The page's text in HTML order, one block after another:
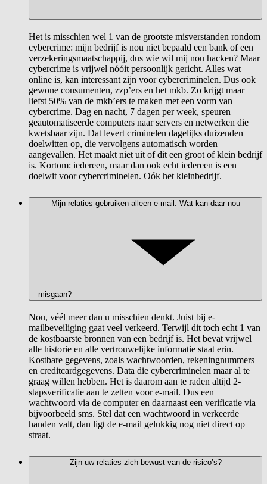
Het is misschien wel 1 van de grootste misverstanden rondom
cybercrime: mijn bedrijf is nou niet bepaald een bank of een
verzekeringsmaatschappij, dus wie wil mij nou hacken? Maar
cybercrime is vrijwel nóóit persoonlijk gericht. Alles wat
online is, kan interessant zijn voor cybercriminelen. Dus ook
gewone consumenten, zzp’ers en het mkb. Zo krijgt maar
liefst 50% van de mkb’ers te maken met een vorm van
cybercrime. Dag en nacht, 7 dagen per week, speuren
geautomatiseerde computers naar servers en netwerken die
kwetsbaar zijn. Dat levert criminelen dagelijks duizenden
doelwitten op, die vervolgens automatisch worden
aangevallen. Het maakt niet uit of dit een groot of klein bedrijf
is. Kortom: iedereen, maar dan ook echt iedereen is een
doelwit voor cybercriminelen. Oók het kleinbedrijf.
Mijn relaties gebruiken alleen e-mail. Wat kan daar nou
misgaan?
Nou, véél meer dan u misschien denkt. Juist bij e-
mailbeveiliging gaat veel verkeerd. Terwijl dit toch echt 1 van
de kostbaarste bronnen van een bedrijf is. Het bevat vrijwel
alle historie en alle vertrouwelijke informatie staat erin.
Kostbare gegevens, zoals wachtwoorden, rekeningnummers
en creditcardgegevens. Data die cybercriminelen maar al te
graag willen hebben. Het is daarom aan te raden altijd 2-
stapsverificatie aan te zetten voor e-mail. Dus een
wachtwoord via de computer en daarnaast een verificatie via
bijvoorbeeld sms. Stel dat een wachtwoord in verkeerde
handen valt, dan ligt de e-mail gelukkig nog niet direct op
straat.
Zijn uw relaties zich bewust van de risico’s?